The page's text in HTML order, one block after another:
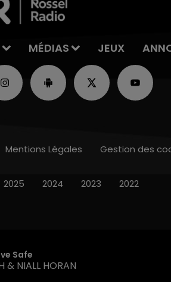
MÉDIAS JEUX
Safe
& NIALL HORAN
Mentions Légales Gestion des
2025 2024 2023 2022